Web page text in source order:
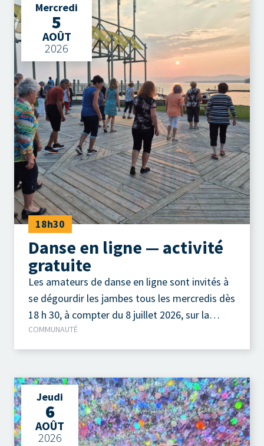
Mercredi
5
AOÛT
2026
18h30
Danse en ligne — activité
gratuite
Les amateurs de danse en ligne sont invités à
se dégourdir les jambes tous les mercredis dès
18 h 30, à compter du 8 juillet 2026, sur la
terrasse extérieure du Camp à Jos, au parc de
la Pointe-Taylor !
COMMUNAUTÉ
Jeudi
6
AOÛT
2026